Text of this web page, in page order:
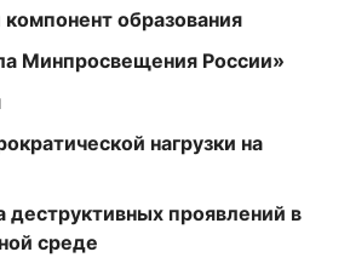
образования
Минпросвещения России»
нагрузки на
деструктивных проявлений в
среде